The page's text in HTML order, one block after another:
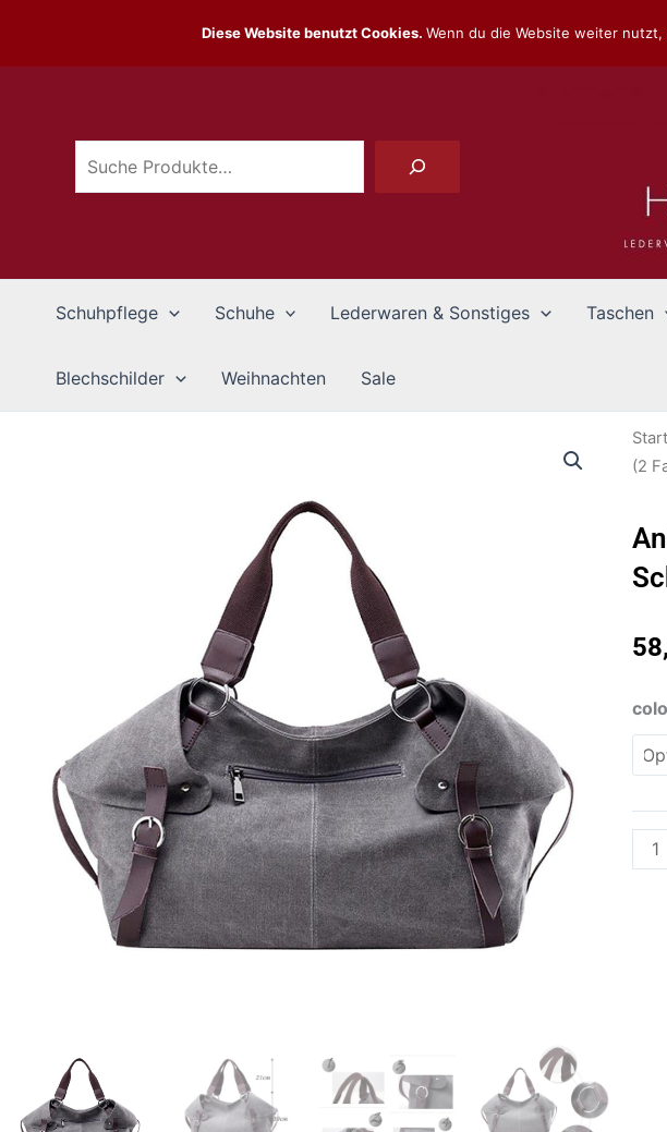
springen Suchen
Schuhpflege Schuhe Lederwaren & Sonstiges Taschen
Blechschilder Weihnachten Sale
Start
(2
Diese Website benutzt Cookies. Wenn du die Website weiter